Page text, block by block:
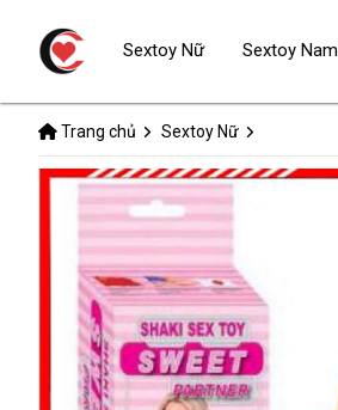
Trang chủ Sextoy Nữ
Sextoy Nữ Sextoy Nam